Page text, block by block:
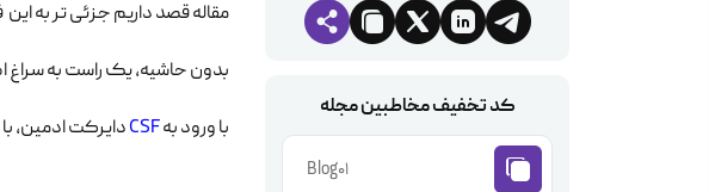
کد تخفیف مخاطبین مجله
Blog01
مقاله قصد داریم جزئی تر به
بدون حاشیه، یک راست به
با ورود بهCSFدایرکت ادمین،